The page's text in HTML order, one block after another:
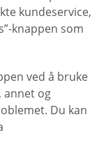
kundeservice,
knappen som
ved å bruke
annet og
Du kan